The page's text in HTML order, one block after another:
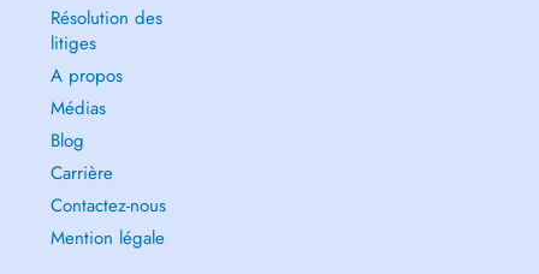
Résolution des
litiges
A propos
Médias
Blog
Carrière
Contactez-nous
Mention légale